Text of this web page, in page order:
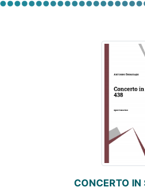
CONCERTO IN